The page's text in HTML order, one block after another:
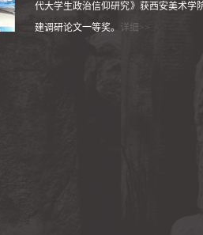
代大学生政治信仰研究》获西安美术学
建调研论文一等奖。 详细>>